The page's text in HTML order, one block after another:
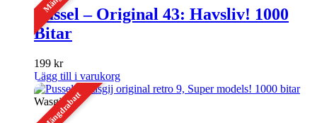
Pussel – Original 43: Havsliv! 1000
Bitar
199 kr
Lägg till i varukorg
Mängdrabatt
Wasgij